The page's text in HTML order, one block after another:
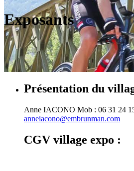
Exposants
Présentation du
Anne IACONO Mob : 06 31 24
anneiacono@embrunman.com
CGV village expo :